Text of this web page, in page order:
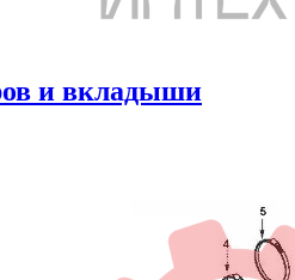
и вкладыши